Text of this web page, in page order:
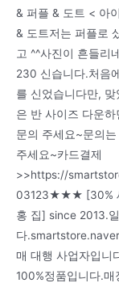
& 퍼플 & 도트 < 아
& 도트저는 퍼플로
고 ^^사진이 흔들리
230 신습니다.처음
를 신었습니다만,
은 반 사이즈 다운
문의 주세요~문의
주세요~카드결제
>>https://
03123★★★ [30%
홍 집] since 2013.
다
매 대행 사업자입니
100%정품입니다.